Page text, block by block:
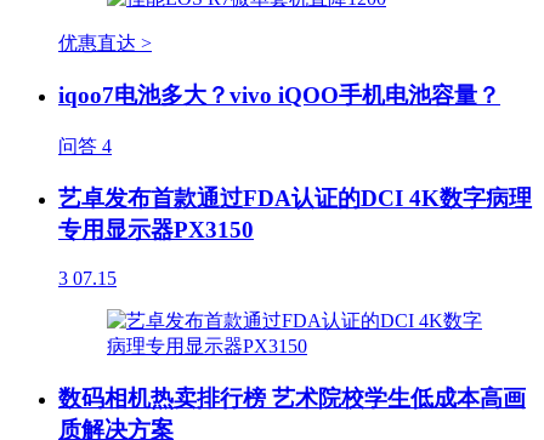
优惠直达 >
iqoo7电池多大？vivo iQOO手机电池容量？
问答 4
艺卓发布首款通过FDA认证的DCI 4K数字病理
专用显示器PX3150
3 07.15
数码相机热卖排行榜 艺术院校学生低成本高画
质解决方案